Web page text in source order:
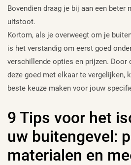
Bovendien draag je bij aan een beter
uitstoot.
Kortom, als je overweegt om je
is het verstandig om eerst goed
verschillende opties en prijzen. Door
deze goed met elkaar te vergelijken,
beste keuze maken voor jouw
9 Tips voor het
uw buitengevel:
materialen en